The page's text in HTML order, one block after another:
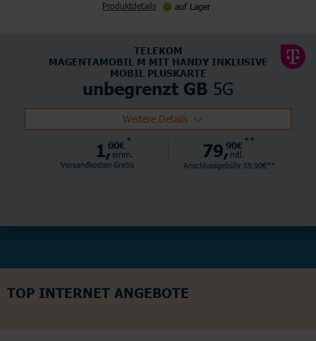
Produktdetails auf Lager
TELEKOM
MAGENTAMOBIL M MIT HANDY INKLUSIVE
MOBIL PLUSKARTE
unbegrenzt GB 5G
Weitere Details
1,00€ *
einm.
Versandkosten Gratis
79,90€ **
mtl.
Anschlussgebühr 59,90€**
TOP INTERNET ANGEBOTE